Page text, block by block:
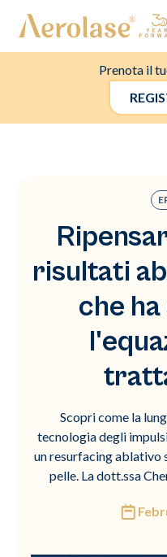
Prenota il
risultati
che
Scopri come la
tecnologia degli
un resurfacing ablativo
pelle. La dott.ssa